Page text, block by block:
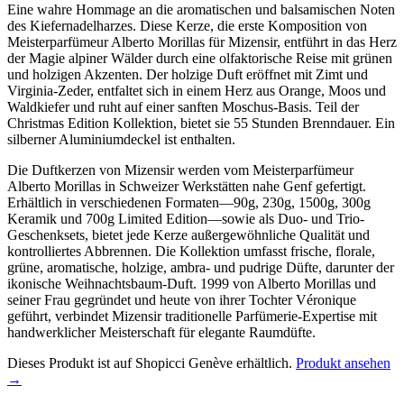
Eine wahre Hommage an die aromatischen und balsamischen Noten
des Kiefernadelharzes. Diese Kerze, die erste Komposition von
Meisterparfümeur Alberto Morillas für Mizensir, entführt in das Herz
der Magie alpiner Wälder durch eine olfaktorische Reise mit grünen
und holzigen Akzenten. Der holzige Duft eröffnet mit Zimt und
Virginia-Zeder, entfaltet sich in einem Herz aus Orange, Moos und
Waldkiefer und ruht auf einer sanften Moschus-Basis. Teil der
Christmas Edition Kollektion, bietet sie 55 Stunden Brenndauer. Ein
silberner Aluminiumdeckel ist enthalten.
Die Duftkerzen von Mizensir werden vom Meisterparfümeur
Alberto Morillas in Schweizer Werkstätten nahe Genf gefertigt.
Erhältlich in verschiedenen Formaten—90g, 230g, 1500g, 300g
Keramik und 700g Limited Edition—sowie als Duo- und Trio-
Geschenksets, bietet jede Kerze außergewöhnliche Qualität und
kontrolliertes Abbrennen. Die Kollektion umfasst frische, florale,
grüne, aromatische, holzige, ambra- und pudrige Düfte, darunter der
ikonische Weihnachtsbaum-Duft. 1999 von Alberto Morillas und
seiner Frau gegründet und heute von ihrer Tochter Véronique
geführt, verbindet Mizensir traditionelle Parfümerie-Expertise mit
handwerklicher Meisterschaft für elegante Raumdüfte.
Dieses Produkt ist auf Shopicci Genève erhältlich. Produkt ansehen
→